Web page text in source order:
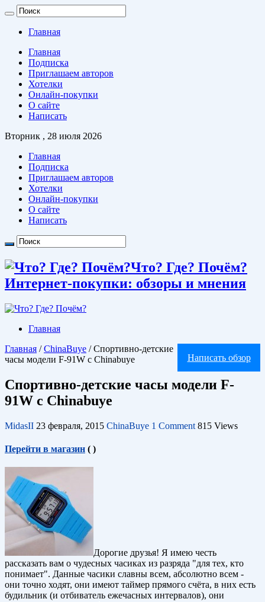
Главная
Главная
Подписка
Приглашаем авторов
Хотелки
Онлайн-покупки
О сайте
Написать
Вторник , 28 июля 2026
Главная
Подписка
Приглашаем авторов
Хотелки
Онлайн-покупки
О сайте
Написать
Что? Где? Почём?
Интернет-покупки: обзоры и мнения
Главная
Написать обзор
Главная / ChinaBuye / Спортивно-детские
часы модели F-91W c Chinabuye
Спортивно-детские часы модели F-
91W c Chinabuye
MidasII 23 февраля, 2015 ChinaBuye 1 Comment 815 Views
Перейти в магазин ( )
Дорогие друзья! Я имею честь
рассказать вам о чудесных часиках из разряда "для тех, кто
понимает". Данные часики славны всем, абсолютно всем -
они точно ходят, они имеют таймер прямого счёта, в них есть
будильник (и отбиватель ежечасных интервалов), они